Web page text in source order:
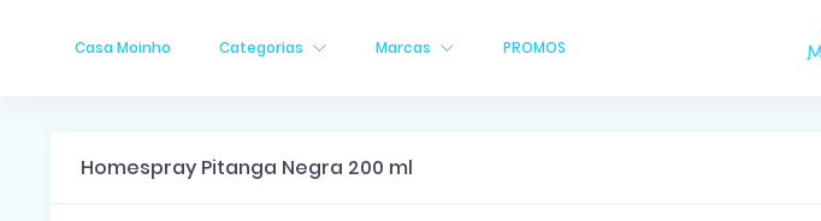
Casa Moinho Categorias Marcas PROMOS
Homespray Pitanga Negra 200 ml